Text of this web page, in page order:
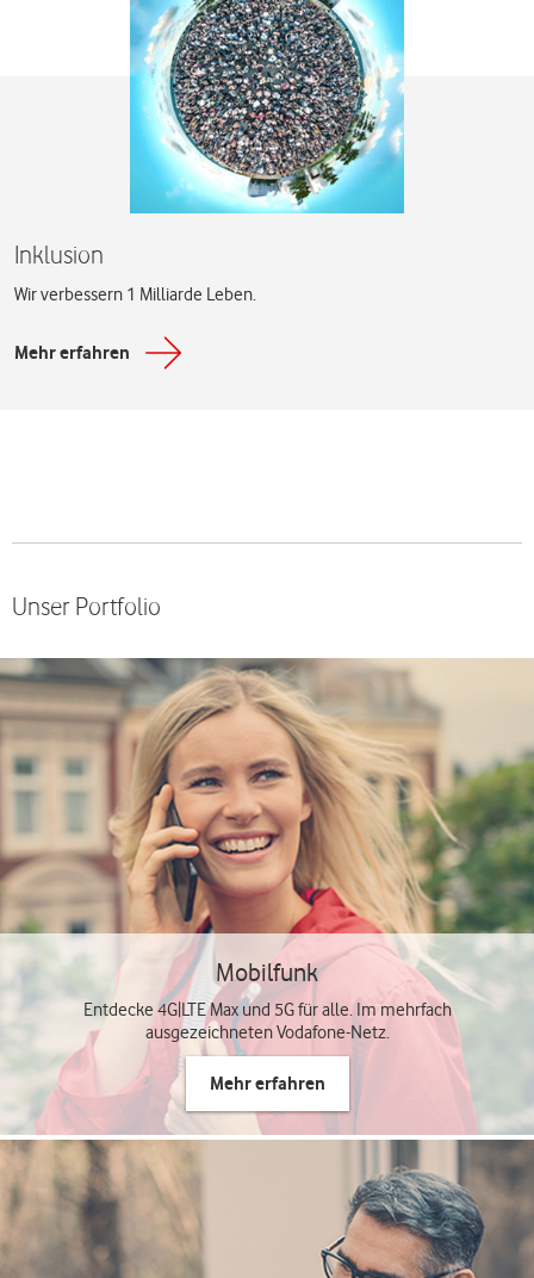
Inklusion
Wir verbessern 1 Milliarde Leben.
Mehr erfahren
Unser Portfolio
Mobilfunk
Entdecke 4G|LTE Max und 5G für alle. Im mehrfach
ausgezeichneten Vodafone-Netz.
Mehr erfahren